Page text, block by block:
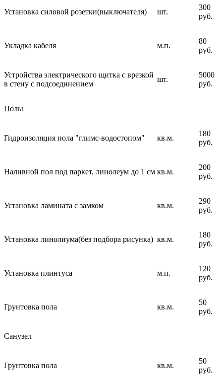
Установка силовой розетки(выключателя) шт.
300
руб.
Укладка кабеля м.п.
80
руб.
Устройства электрического щитка с врезкой
в стену с подсоединением
шт.
5000
руб.
Полы
Гидроизоляция пола "глимс-водостопом" кв.м.
180
руб.
Наливной пол под паркет, линолеум до 1 см кв.м.
200
руб.
Установка ламината с замком кв.м.
290
руб.
Установка линолиума(без подбора рисунка) кв.м.
180
руб.
Установка плинтуса м.п.
120
руб.
Грунтовка пола кв.м.
50
руб.
Санузел
Грунтовка пола кв.м.
50
руб.